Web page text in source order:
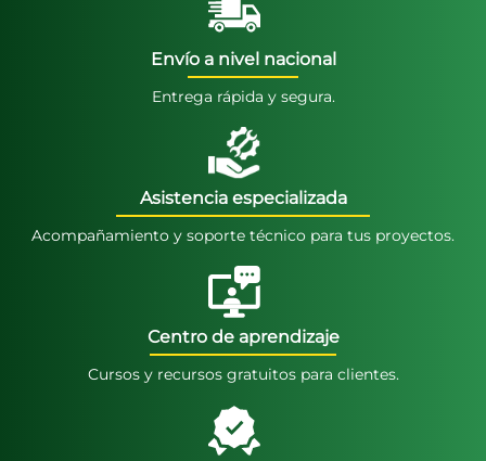
Envío a nivel nacional
Entrega rápida y segura.
Asistencia especializada
Acompañamiento y soporte técnico para tus proyectos.
Centro de aprendizaje
Cursos y recursos gratuitos para clientes.